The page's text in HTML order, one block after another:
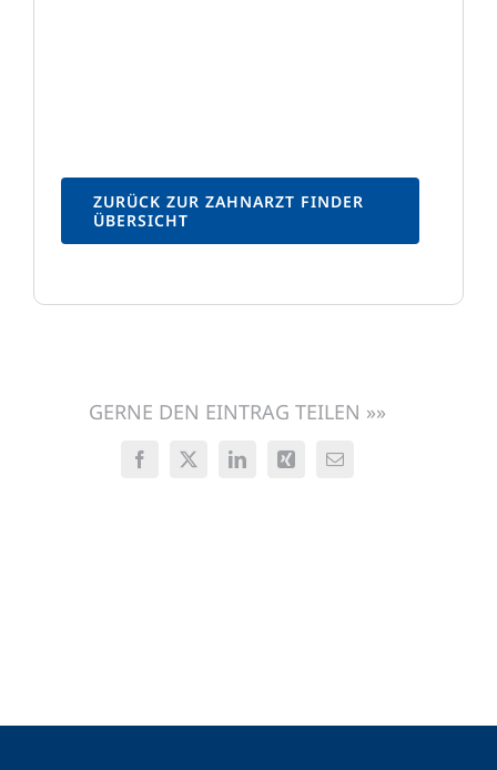
ZURÜCK ZUR ZAHNARZT FINDER
ÜBERSICHT
GERNE DEN EINTRAG TEILEN »»
Facebook
X LinkedInXing
E-